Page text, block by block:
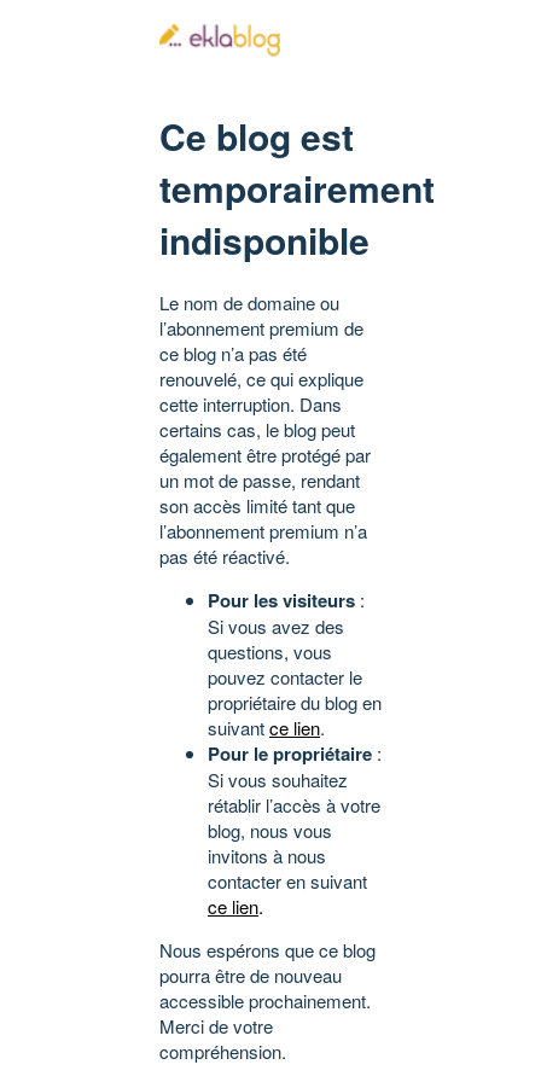
Ce blog est
temporairement
indisponible
Le nom de domaine ou
l’abonnement premium de
ce blog n’a pas été
renouvelé, ce qui explique
cette interruption. Dans
certains cas, le blog peut
également être protégé par
un mot de passe, rendant
son accès limité tant que
l’abonnement premium n’a
pas été réactivé.
Pour les visiteurs :
Si vous avez des
questions, vous
pouvez contacter le
propriétaire du blog en
suivantce lien.
Pour le propriétaire :
Si vous souhaitez
rétablir l’accès à votre
blog, nous vous
invitons à nous
contacter en suivant
ce lien.
Nous espérons que ce blog
pourra être de nouveau
accessible prochainement.
Merci de votre
compréhension.